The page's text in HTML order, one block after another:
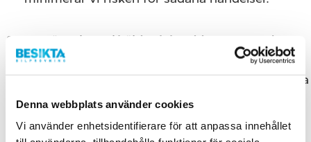
Denna webbplats använder cookies
Vi använder enhetsidentifierare för att anpassa innehållet
Begränsningar i höjd och bredd:
Vissa av våra
stationer har fysiska begränsningar när det
gäller höjd och bredd. Lastade släp kan ofta vara
för stora för att passa in i våra anläggningar.
Detta kan leda till skador på både släpet, lasten
och stationens utrustning, vilket vi naturligtvis